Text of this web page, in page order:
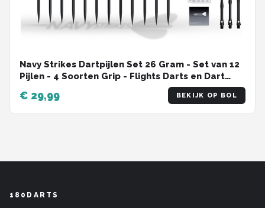
Navy Strikes Dartpijlen Set 26 Gram - Set van 12
Pijlen - 4 Soorten Grip - Flights Darts en Dart
Shafts - Darten - 108 Delige Set - Incl Add-a-
Gram 27 Gram
€ 29,99 BEKIJK OP BOL
180DARTS